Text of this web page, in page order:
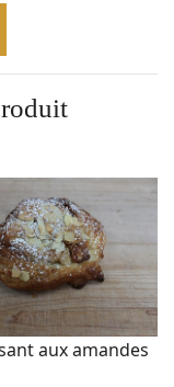
aux amandes